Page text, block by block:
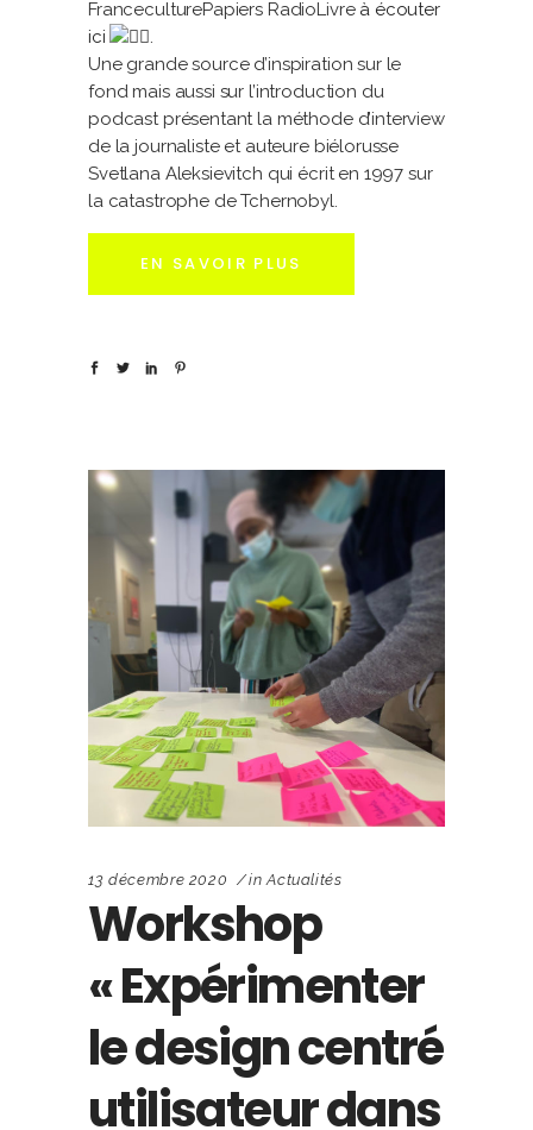
FranceculturePapiers RadioLivre à écouter
ici
.
Une grande source d’inspiration sur le
fond mais aussi sur l’introduction du
podcast présentant la méthode d’interview
de la journaliste et auteure biélorusse
Svetlana Aleksievitch qui écrit en 1997 sur
la catastrophe de Tchernobyl.
EN SAVOIR PLUS
13 décembre 2020 in Actualités
Workshop
« Expérimenter
le design centré
utilisateur dans